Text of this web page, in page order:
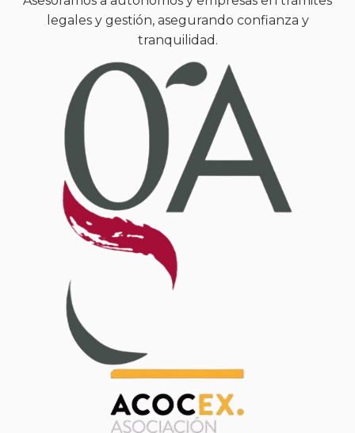
legales y gestión, asegurando confianza y
tranquilidad.